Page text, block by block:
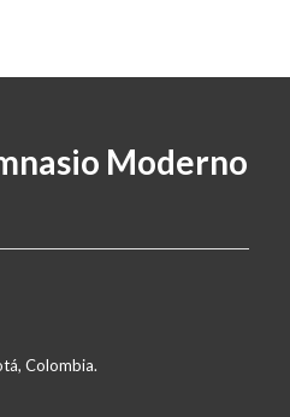
Moderno
Colombia.